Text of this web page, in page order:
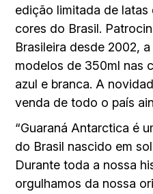
edição limitada de
cores do Brasil.
Brasileira desde 2002,
modelos de 350ml nas
azul e branca. A
venda de todo o país
“Guaraná Antarctica é
do Brasil nascido em
Durante toda a nossa
orgulhamos da nossa